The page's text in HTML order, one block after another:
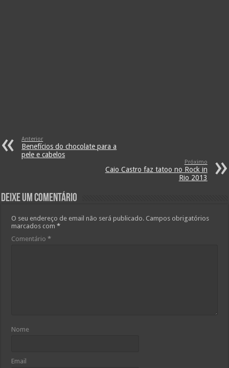
Anterior
Benefícios do chocolate para a
pele e cabelos
Próximo
Caio Castro faz tatoo no Rock in
Rio 2013
Deixe um comentário
O seu endereço de email não será publicado. Campos obrigatórios
marcados com*
Comentário*
Nome
Email